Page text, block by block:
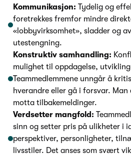
Kommunikasjon: Tydelig og
foretrekkes fremfor mindre
«lobbyvirksomhet», sladder og
utestengning.
Konstruktiv samhandling:
mulighet til oppdagelse,
Teammedlemmene unngår å
hverandre eller gå i forsvar.
motta tilbakemeldinger.
Verdsetter mangfold:
sinn og setter pris på ulikheter i
perspektiver, personligheter,
livsstiler. Det anses som svært